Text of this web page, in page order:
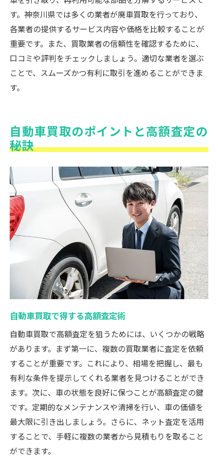
す。神奈川県では多くの業者が廃車買取を行っており、
各業者の提供するサービス内容や価格を比較することが
重要です。また、買取業者の信頼性を確認するために、
口コミや評判をチェックしましょう。適切な業者を選ぶ
ことで、スムーズかつ有利に取引を進めることができま
す。
自動車買取のポイントと高額査定の
秘訣
自動車買取で得する高額査定術
自動車買取で高額査定を狙うためには、いくつかの戦略
があります。まず第一に、複数の買取業者に査定を依頼
することが重要です。これにより、相場を把握し、最も
有利な条件を提示してくれる業者を見つけることができ
ます。次に、車の状態を良好に保つことが高額査定の鍵
です。定期的なメンテナンスや清掃を行い、車の価値を
最大限に引き出しましょう。さらに、ネット査定を活用
することで、手軽に複数の業者から見積もりを取ること
ができます。